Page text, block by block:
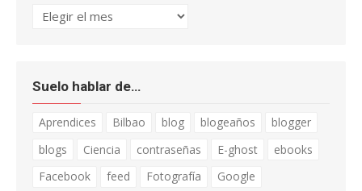
Archivo
Suelo hablar de…
Aprendices Bilbao blog blogeaños
blogger
blogs
Ciencia contraseñas E-ghost
ebooks
Facebook
feed Fotografía
Google